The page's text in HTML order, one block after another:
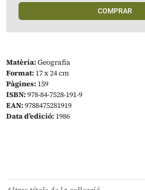
Matèria:Geografia
Format: 17 x 24 cm
Pàgines: 159
ISBN:978-84-7528-191-9
EAN:9788475281919
Data d’edició: 1986
COMPRAR